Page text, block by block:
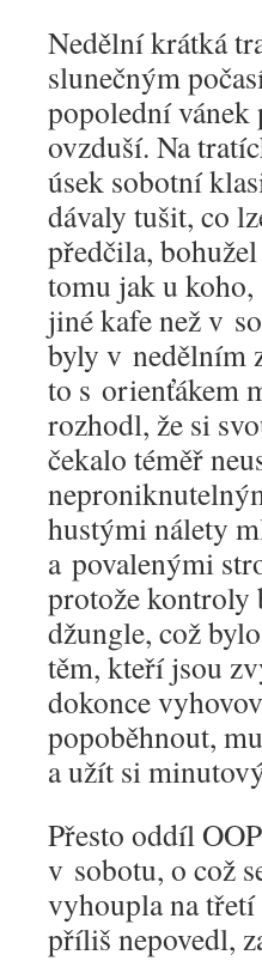
Nedělní krátká
slunečným
popolední
ovzduší. Na
úsek sobotní
dávaly tušit, co
předčila,
tomu jak u koho,
jiné kafe než v
byly v nedělním
to s orienťákem
rozhodl, že si
čekalo téměř
hustými nálety
a povalenými
protože kontroly
džungle, což
těm, kteří jsou
dokonce
popoběhnout,
a užít si
Přesto oddíl
v sobotu, o což
vyhoupla na
příliš nepovedl,